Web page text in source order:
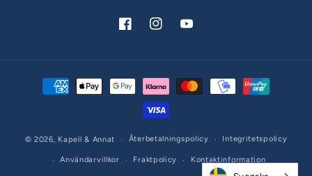
FacebookInstagramYouTube
Betalningsmetoder
© 2026, Kapell & Annat Återbetalningspolicy Integritetspolicy
Användarvillkor Fraktpolicy Kontaktinformation